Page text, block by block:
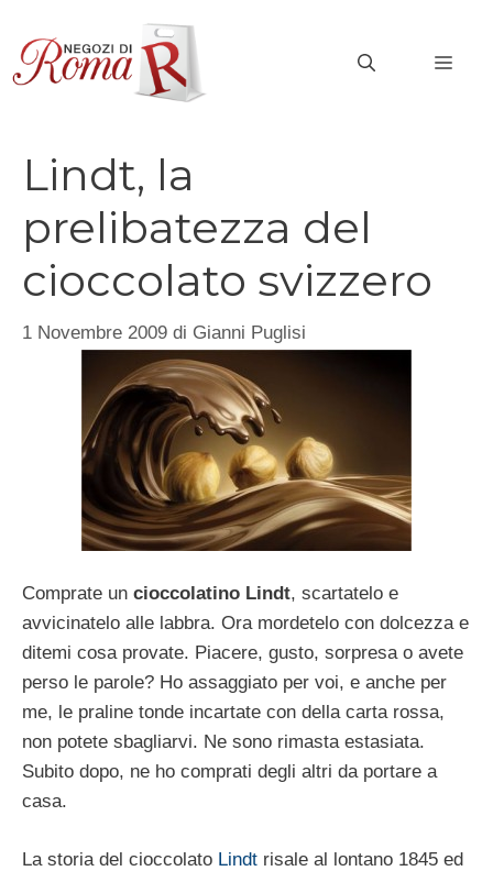
contenuto
Lindt, la
prelibatezza del
cioccolato svizzero
1 Novembre 2009 di Gianni Puglisi
Comprate un cioccolatino Lindt, scartatelo e
avvicinatelo alle labbra. Ora mordetelo con dolcezza e
ditemi cosa provate. Piacere, gusto, sorpresa o avete
perso le parole? Ho assaggiato per voi, e anche per
me, le praline tonde incartate con della carta rossa,
non potete sbagliarvi. Ne sono rimasta estasiata.
Subito dopo, ne ho comprati degli altri da portare a
casa.
La storia del cioccolato Lindt risale al lontano 1845 ed